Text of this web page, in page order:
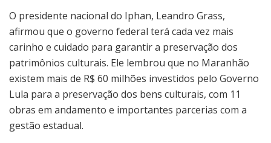
O presidente nacional do Iphan, Leandro Grass,
afirmou que o governo federal terá cada vez mais
carinho e cuidado para garantir a preservação dos
patrimônios culturais. Ele lembrou que no Maranhão
existem mais de R$ 60 milhões investidos pelo Governo
Lula para a preservação dos bens culturais, com 11
obras em andamento e importantes parcerias com a
gestão estadual.